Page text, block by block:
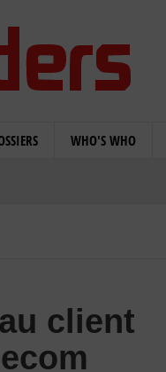
WHO'S WHO
client